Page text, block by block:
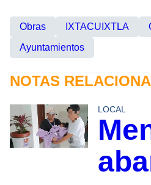
Obras IXTACUIXTLA
Ayuntamientos
NOTAS
LOCAL